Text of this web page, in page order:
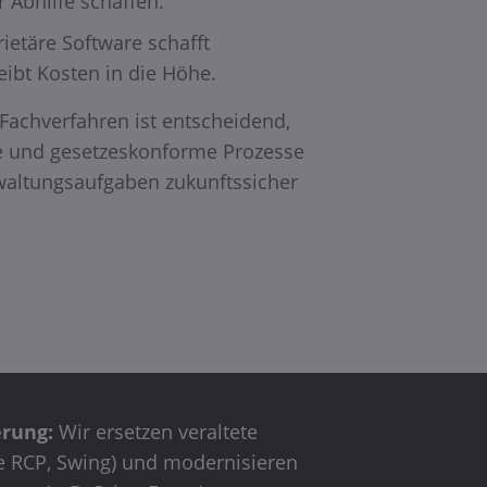
Software schafft
Kosten in die Höhe.
ist entscheidend,
gesetzeskonforme Prozesse
zukunftssicher
Wir ersetzen veraltete
RCP, Swing) und modernisieren